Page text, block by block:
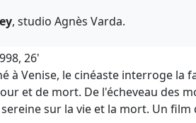
, studio Agnès Varda.
26'
à Venise, lecinéaste interroge la
et de mort. De l'écheveau des
sur la vie et la mort. Un film